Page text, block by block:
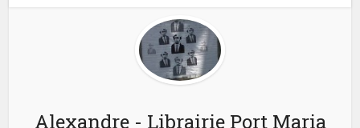
Alexandre - Librairie Port Maria